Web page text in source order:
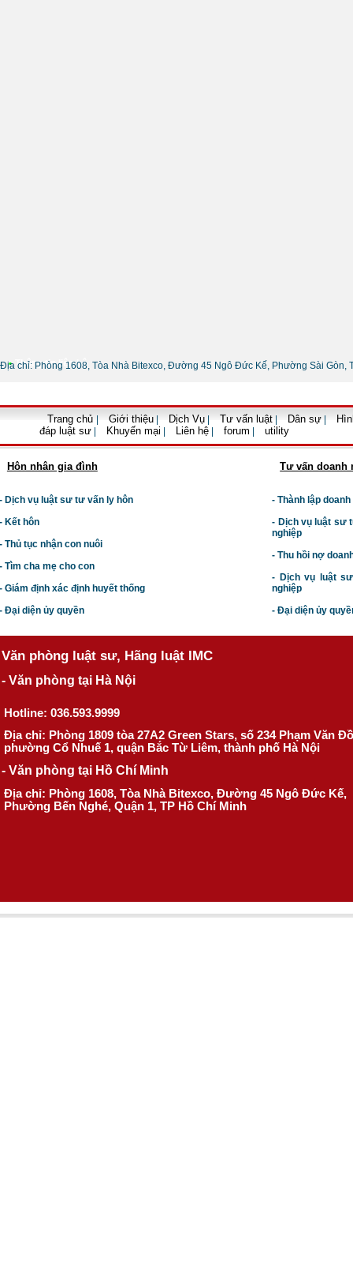
• Thông tin liên hệ
Địa chỉ: Phòng 1608, Tòa Nhà Bitexco, Đường 45 Ngô Đức Kế, Phường Sài Gòn,
Trang chủ Giới thiệu Dịch Vụ Tư vấn luật Dân sự
đáp luật sư
Khuyến mại Liên hệ forum utility
Hôn nhân gia đình
Dịch vụ luật sư tư vấn ly hôn
Kết hôn
Thủ tục nhận con nuôi
Tìm cha mẹ cho con
Giám định xác định huyết thống
Đại diện ủy quyền
Tư vấn doanh
- Thành lập
- Dịch vụ luật sư t
nghiệp
- Thu hồi nợ
- Dịch vụ luật
nghiệp
- Đại diện ủy
Văn phòng luật sư, Hãng luật IMC
- Văn phòng tại Hà Nội
Hotline: 036.593.9999
Địa chỉ: Phòng 1809 tòa 27A2 Green Stars, số 234 Phạm Văn
phường Cổ Nhuế 1, quận Bắc Từ Liêm, thành phố Hà Nội
- Văn phòng tại Hồ Chí Minh
Địa chỉ: Phòng 1608, Tòa Nhà Bitexco, Đường 45 Ngô Đức Kế,
Phường Bến Nghé, Quận 1, TP Hồ Chí Minh